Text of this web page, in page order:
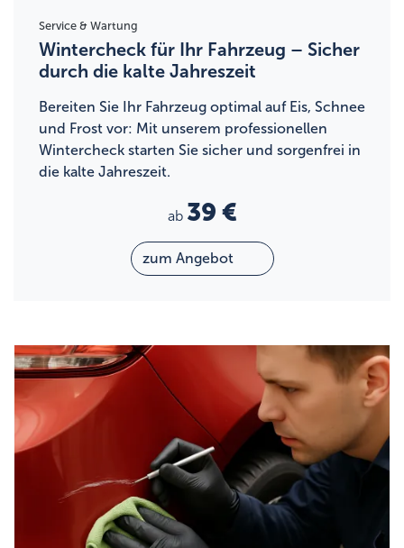
Wintercheck für Ihr Fahrzeug – Sicher
durch die kalte Jahreszeit
Service & Wartung
Bereiten Sie Ihr Fahrzeug optimal auf Eis, Schnee
und Frost vor: Mit unserem professionellen
Wintercheck starten Sie sicher und sorgenfrei in
die kalte Jahreszeit.
ab 39 €
zum Angebot